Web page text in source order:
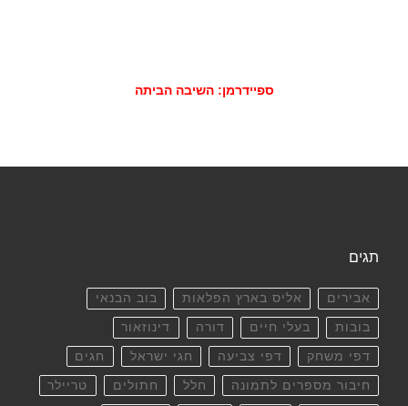
ספיידרמן: השיבה הביתה
תגים
אבירים אליס בארץ הפלאות בוב הבנאי
בובות בעלי חיים דורה דינוזאור
דפי משחק דפי צביעה חגי ישראל חגים
חיבור מספרים לתמונה חלל חתולים טריילר